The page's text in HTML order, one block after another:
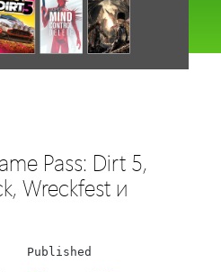
Pass: Dirt 5,
Wreckfest и
Published